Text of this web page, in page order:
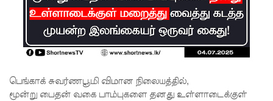
கட்டுப்பாட்
டுக்குள்
வந்தது!
மெகசின்
பெங்காக் சுவர்ணபூமி விமான நிலையத்தில்,
மூன்று பைதன் வகை பாம்புகளை தனது உள்ளாடைக்குள்